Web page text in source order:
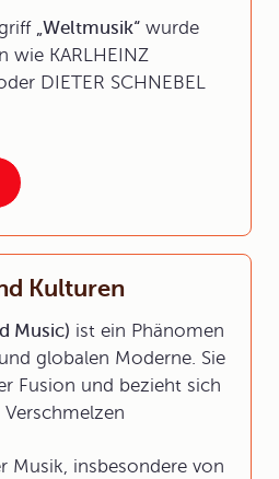
„Weltmusik“ wurde
wie KARLHEINZ
DIETER SCHNEBEL
Kulturen
Music) ist ein Phänomen
globalen Moderne. Sie
Fusion und bezieht sich
Musik, insbesondere von